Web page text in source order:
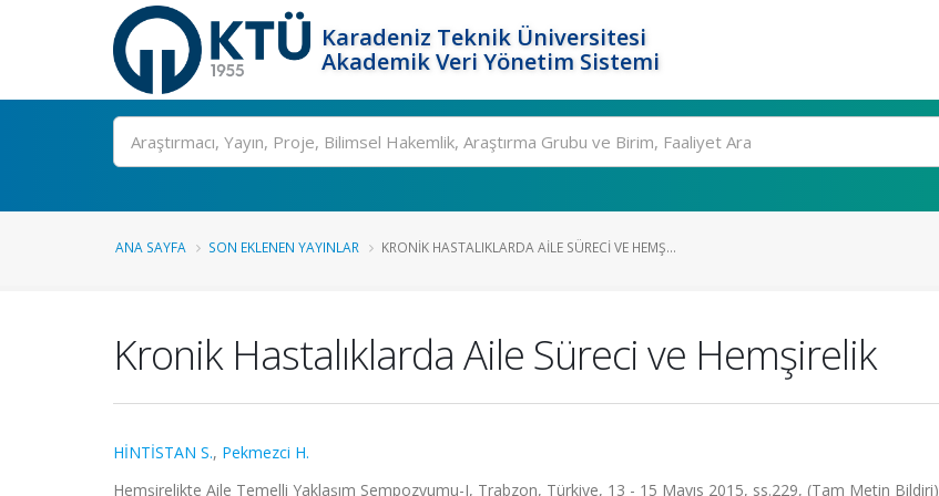
Karadeniz Teknik Üniversitesi
Akademik Veri Yönetim Sistemi
Ara
ANA SAYFA SON EKLENEN YAYINLAR KRONIK HASTALIKLARDA AILE SÜRECI VE HEMŞ...
Kronik Hastalıklarda Aile Süreci ve Hemşirelik
HİNTİSTAN S., Pekmezci H.
Hemşirelikte Aile Temelli Yaklaşım Sempozyumu-I, Trabzon, Türkiye, 13 - 15 Mayıs 2015, ss.229, (Tam Metin Bildiri)